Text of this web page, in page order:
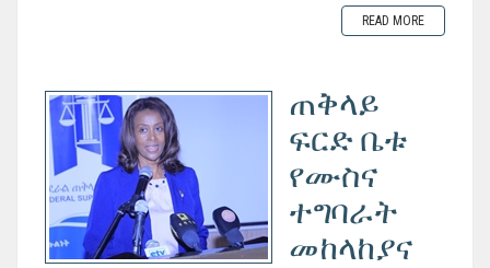
READ MORE
ጠቅላይ
ፍርድ ቤቱ
የሙስና
ተግባራት
መከላከያና